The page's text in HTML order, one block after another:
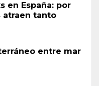
en España: por
atraen tanto
entre mar